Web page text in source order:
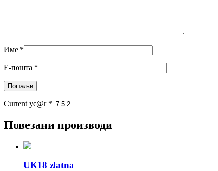
Име *
Е-пошта *
Current ye@r *
Повезани производи
UK18 zlatna